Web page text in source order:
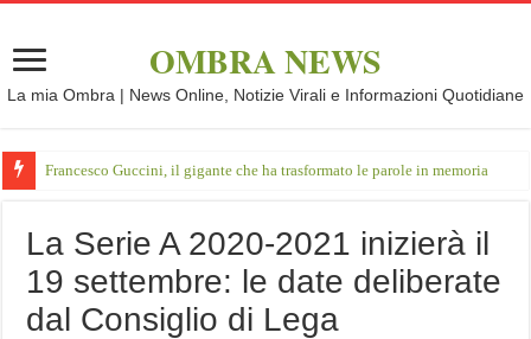
OMBRA NEWS
La mia Ombra | News Online, Notizie Virali e Informazioni Quotidiane
Francesco Guccini, il gigante che ha trasformato le parole in memoria
La Serie A 2020-2021 inizierà il
19 settembre: le date deliberate
dal Consiglio di Lega